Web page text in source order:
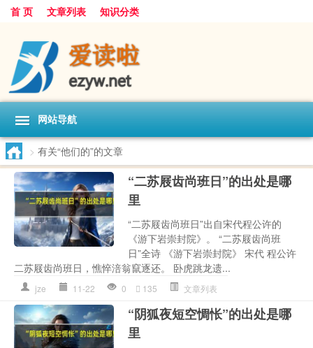
首 页 文章列表 知识分类
网站导航
> 有关“他们的”的文章
“二苏屐齿尚班日”的出处是哪
里
“二苏屐齿尚班日”出自宋代程公许的
《游下岩崇封院》。 “二苏屐齿尚班
日”全诗 《游下岩崇封院》 宋代 程公许
二苏屐齿尚班日，憔悴涪翁竄逐还。 卧虎跳龙遗...
jze 11-22 0 135 文章列表
“阴狐夜短空惆怅”的出处是哪
里